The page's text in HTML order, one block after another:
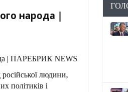
народа |
людини,
політиків і